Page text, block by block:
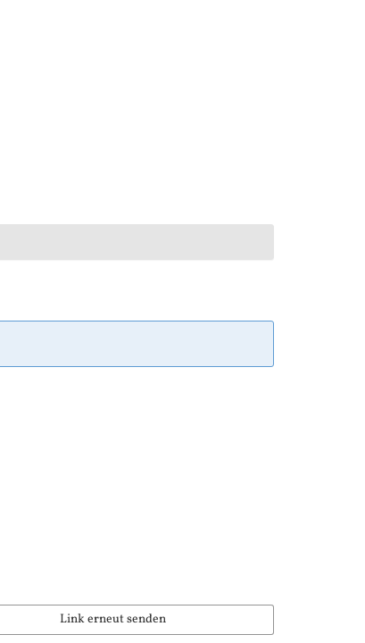
Link erneut senden